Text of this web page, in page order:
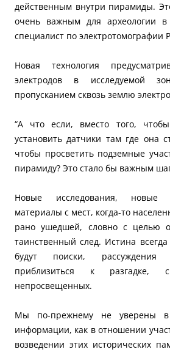
действенным внутри пирамиды.
очень важным для археологии в
специалист по электротомографии
Новая технология
электродов в исследуемой
пропусканием сквозь землю
“А что если, вместо того,
установить датчики там где она
чтобы просветить подземные
пирамиду? Это стало бы важным
Новые исследования, новые
материалы с мест, когда-то
рано ушедшей, словно с целью
таинственный след. Истина
будут поиски, рассуждения
приблизиться к разгадке,
непросвещенных.
Мы по-прежнему не уверены в
информации, как в отношении
возведении этих исторических